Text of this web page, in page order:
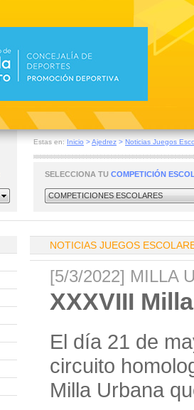
Estas en: Inicio >Ajedrez > Noticias Juegos
SELECCIONA TU COMPETICIÓN
COMPETICIONES ESCOLARES
NOTICIAS JUEGOS
[5/3/2022] MILLA
XXXVIII
El día 21 de
circuito
Milla Urbana